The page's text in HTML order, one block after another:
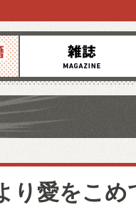
雑誌
り愛をこ